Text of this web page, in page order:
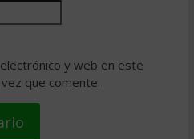
y web en este
que comente.